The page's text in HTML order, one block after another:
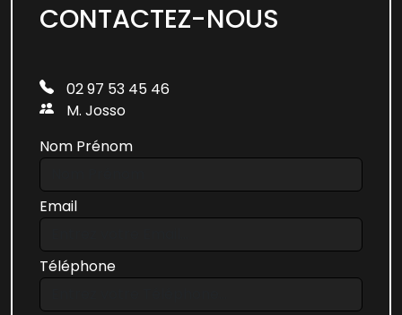
CONTACTEZ-NOUS
02 97 53 45 46
M. Josso
Nom Prénom
Email
Téléphone